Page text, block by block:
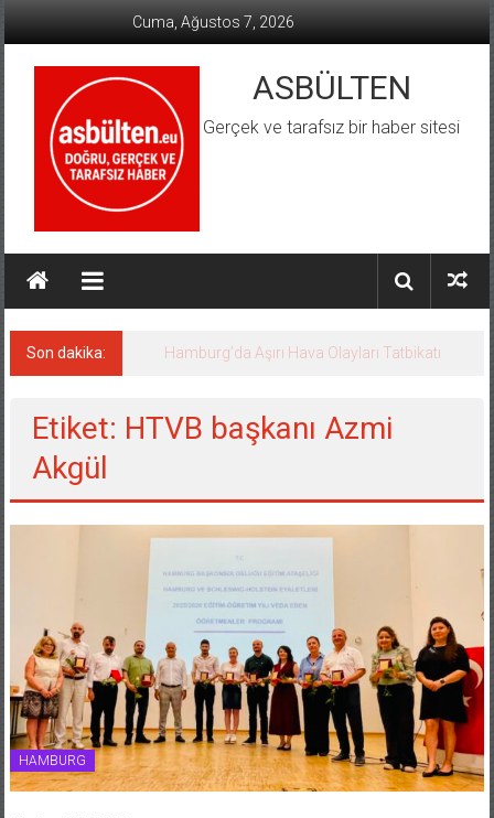
Cuma, Ağustos 7, 2026
ASBÜLTEN
Gerçek ve tarafsız bir haber sitesi
Son dakika: Hamburg’da Aşırı Hava Olayları Tatbikatı
Etiket: HTVB başkanı Azmi
Akgül
HAMBURG